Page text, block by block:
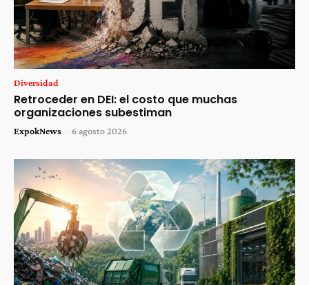
Diversidad
Retroceder en DEI: el costo que muchas
organizaciones subestiman
ExpokNews - 6 agosto 2026